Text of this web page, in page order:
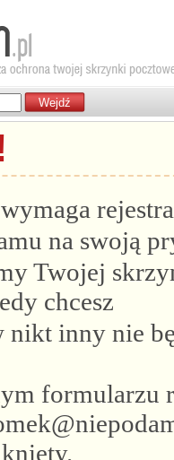
na swoją
Twojej
chcesz
inny nie
formularzu